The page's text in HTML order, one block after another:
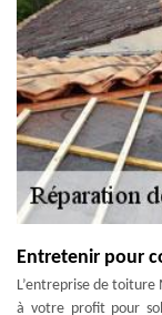
Entretenir pour
L’entreprise de toiture
à votre profit pour